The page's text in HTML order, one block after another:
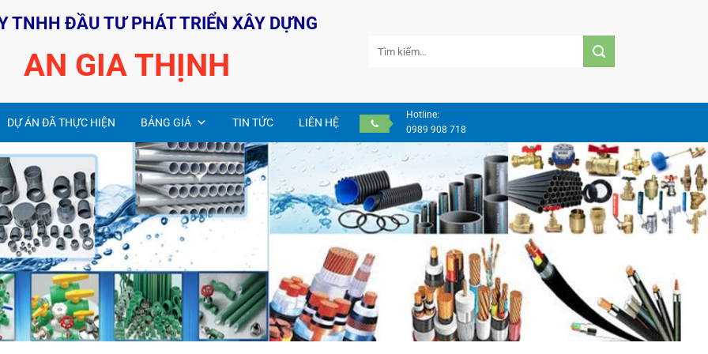
TNHH ĐẦU TƯ PHÁT TRIỂN XÂY DỰNG
AN GIA THỊNH
kiếm:
DỰ ÁN ĐÃ THỰC HIỆN BẢNG GIÁ TIN TỨC LIÊN HỆ
Hotline:
0989 908 718